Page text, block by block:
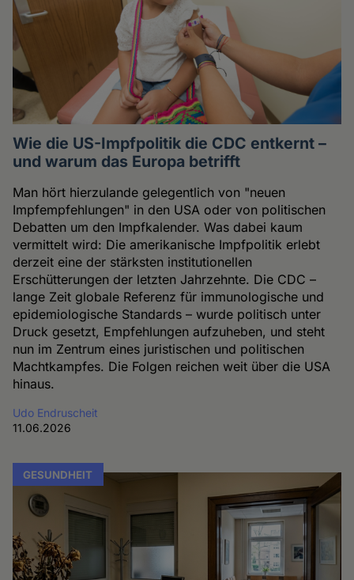
Wie die US-Impfpolitik die CDC entkernt –
und warum das Europa betrifft
Man hört hierzulande gelegentlich von "neuen
Impfempfehlungen" in den USA oder von politischen
Debatten um den Impfkalender. Was dabei kaum
vermittelt wird: Die amerikanische Impfpolitik erlebt
derzeit eine der stärksten institutionellen
Erschütterungen der letzten Jahrzehnte. Die CDC –
lange Zeit globale Referenz für immunologische und
epidemiologische Standards – wurde politisch unter
Druck gesetzt, Empfehlungen aufzuheben, und steht
nun im Zentrum eines juristischen und politischen
Machtkampfes. Die Folgen reichen weit über die USA
hinaus.
Udo Endruscheit
11.06.2026
GESUNDHEIT